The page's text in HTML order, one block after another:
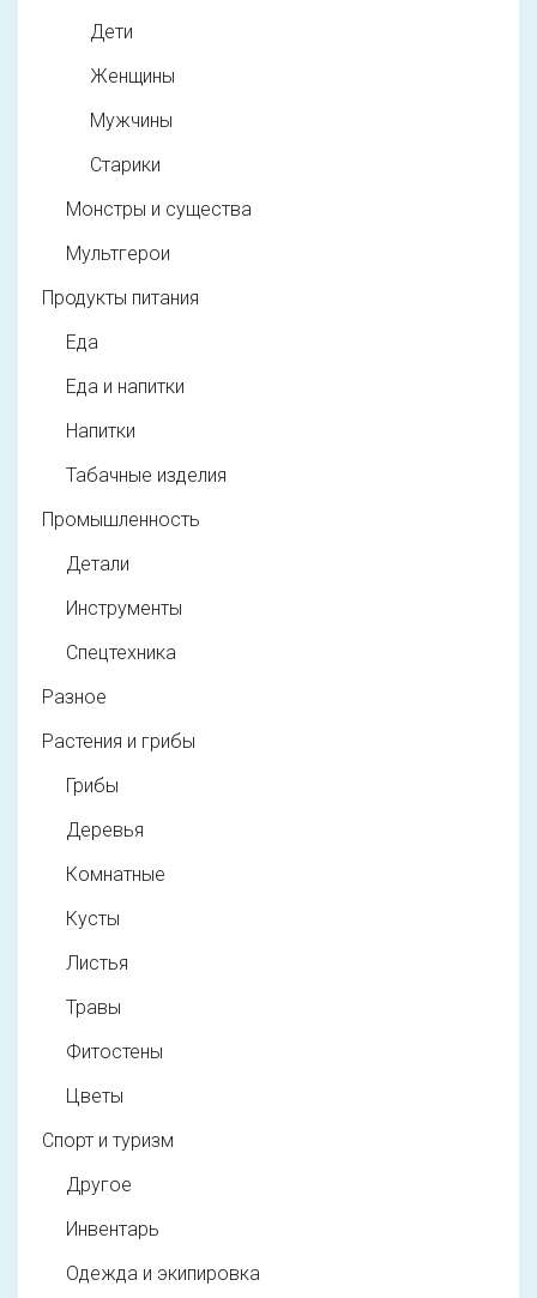
Дети
Женщины
Мужчины
Старики
Монстры и существа
Мультгерои
Продукты питания
Еда
Еда и напитки
Напитки
Табачные изделия
Промышленность
Детали
Инструменты
Спецтехника
Разное
Растения и грибы
Грибы
Деревья
Комнатные
Кусты
Листья
Травы
Фитостены
Цветы
Спорт и туризм
Другое
Инвентарь
Одежда и экипировка